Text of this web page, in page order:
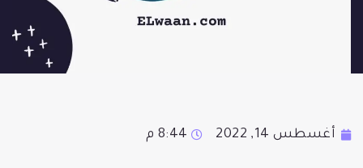
أغسطس 14, 2022 8:44 م